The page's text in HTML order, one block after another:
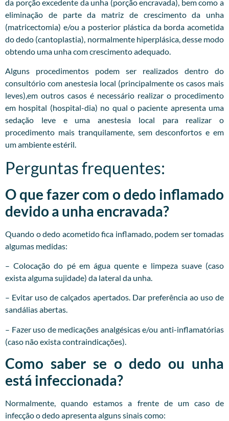
da porção excedente da unha (porção encravada), bem como a
eliminação de parte da matriz de crescimento da unha
(matricectomia) e/ou a posterior plástica da borda acometida
do dedo (cantoplastia), normalmente hiperplásica, desse modo
obtendo uma unha com crescimento adequado.
Alguns procedimentos podem ser realizados dentro do
consultório com anestesia local (principalmente os casos mais
leves),em outros casos é necessário realizar o procedimento
em hospital (hospital-dia) no qual o paciente apresenta uma
sedação leve e uma anestesia local para realizar o
procedimento mais tranquilamente, sem desconfortos e em
um ambiente estéril.
Perguntas frequentes:
O que fazer com o dedo inflamado
devido a unha encravada?
Quando o dedo acometido fica inflamado, podem ser tomadas
algumas medidas:
– Colocação do pé em água quente e limpeza suave (caso
exista alguma sujidade) da lateral da unha.
– Evitar uso de calçados apertados. Dar preferência ao uso de
sandálias abertas.
– Fazer uso de medicações analgésicas e/ou anti-inflamatórias
(caso não exista contraindicações).
Como saber se o dedo ou unha
está infeccionada?
Normalmente, quando estamos a frente de um caso de
infecção o dedo apresenta alguns sinais como: